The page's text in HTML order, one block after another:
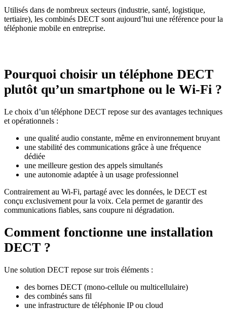
Utilisés dans de nombreux secteurs (industrie, santé, logistique,
tertiaire), les combinés DECT sont aujourd’hui une référence pour la
téléphonie mobile en entreprise.
Pourquoi choisir un téléphone DECT
plutôt qu’un smartphone ou le Wi-Fi ?
Le choix d’un téléphone DECT repose sur des avantages techniques
et opérationnels :
une qualité audio constante, même en environnement bruyant
une stabilité des communications grâce à une fréquence
dédiée
une meilleure gestion des appels simultanés
une autonomie adaptée à un usage professionnel
Contrairement au Wi-Fi, partagé avec les données, le DECT est
conçu exclusivement pour la voix. Cela permet de garantir des
communications fiables, sans coupure ni dégradation.
Comment fonctionne une installation
DECT ?
Une solution DECT repose sur trois éléments :
des bornes DECT (mono-cellule ou multicellulaire)
des combinés sans fil
une infrastructure de téléphonie IP ou cloud